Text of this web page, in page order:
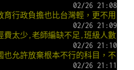
02/26 21:08
行政負擔也比台灣輕，更不用
02/26 21:09
費太少,老師編缺不足,班級人數
02/26 21:10
也允許放棄根本不行的科目，不
02/26 21:11